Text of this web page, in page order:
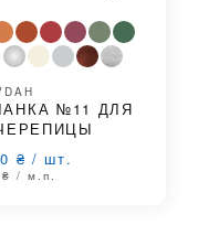
№11 ДЛЯ
₴ / шт.
₴ / м.п.